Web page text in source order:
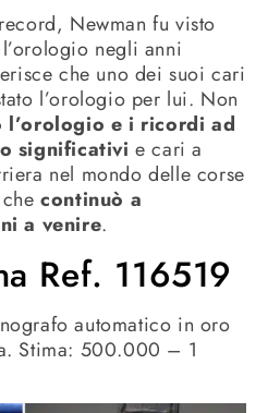
Newman fu visto
negli anni
che uno dei suoi cari
l’orologio per lui. Non
l’orologio e i ricordi ad
significativi e cari a
nel mondo delle corse
checontinuò a
a venire.
Ref. 116519
automatico in oro
Stima: 500.000 – 1